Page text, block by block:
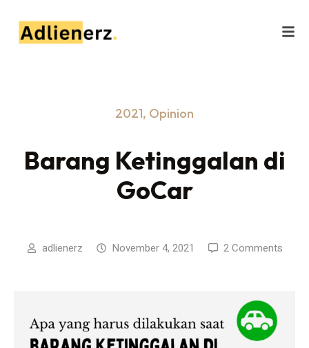
2021, Opinion
Barang Ketinggalan di
GoCar
adlienerz November 4, 2021 2 Comments